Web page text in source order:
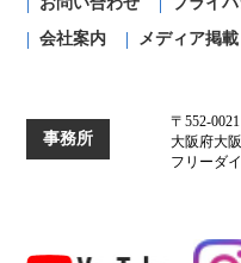
会社案内
メディア掲載
事務所
〒552-0021
大阪府大
フリーダ